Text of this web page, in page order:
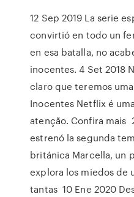
12 Sep 2019 La serie
convirtió en todo un
en esa batalla, no
inocentes. 4 Set 2018
claro que teremos
Inocentes Netflix é
atenção. Confira mais
estrenó la segunda
británica Marcella, un
explora los miedos de
tantas 10 Ene 2020